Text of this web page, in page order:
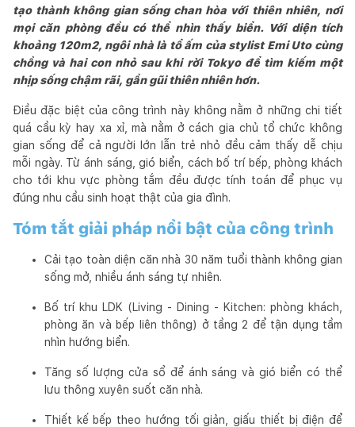
tạo thành không gian sống chan hòa với thiên nhiên, nơi
mọi căn phòng đều có thể nhìn thấy biển. Với diện tích
khoảng 120m2, ngôi nhà là tổ ấm của stylist Emi Uto cùng
chồng và hai con nhỏ sau khi rời Tokyo để tìm kiếm một
nhịp sống chậm rãi, gần gũi thiên nhiên hơn.
Điều đặc biệt của công trình này không nằm ở những chi tiết
quá cầu kỳ hay xa xỉ, mà nằm ở cách gia chủ tổ chức không
gian sống để cả người lớn lẫn trẻ nhỏ đều cảm thấy dễ chịu
mỗi ngày. Từ ánh sáng, gió biển, cách bố trí bếp, phòng khách
cho tới khu vực phòng tắm đều được tính toán để phục vụ
đúng nhu cầu sinh hoạt thật của gia đình.
Tóm tắt giải pháp nổi bật của công trình
Cải tạo toàn diện căn nhà 30 năm tuổi thành không gian
sống mở, nhiều ánh sáng tự nhiên.
Bố trí khu LDK (Living - Dining - Kitchen: phòng khách,
phòng ăn và bếp liên thông) ở tầng 2 để tận dụng tầm
nhìn hướng biển.
Tăng số lượng cửa sổ để ánh sáng và gió biển có thể
lưu thông xuyên suốt căn nhà.
Thiết kế bếp theo hướng tối giản, giấu thiết bị điện để